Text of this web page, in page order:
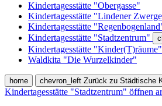
Kindertagesstätte "Obergasse"
Kindertagesstätte "Lindener
Kindertagesstätte
Kindertagesstätte "Stadtzentrum"
Kindertagesstätte "Kinder(T)räume"
Waldkita "Die Wurzelkinder"
home chevron_left Zurück zu Städtische
Kindertagesstätte "Stadtzentrum" öffnen